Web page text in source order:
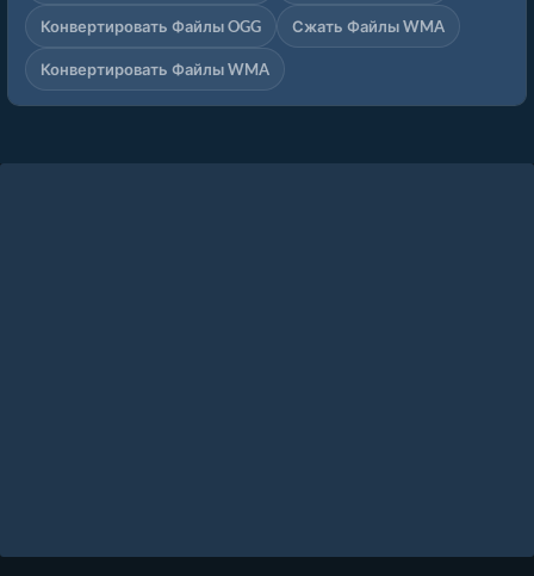
Конвертировать Файлы OGG Сжать Файлы WMA
Конвертировать Файлы WMA